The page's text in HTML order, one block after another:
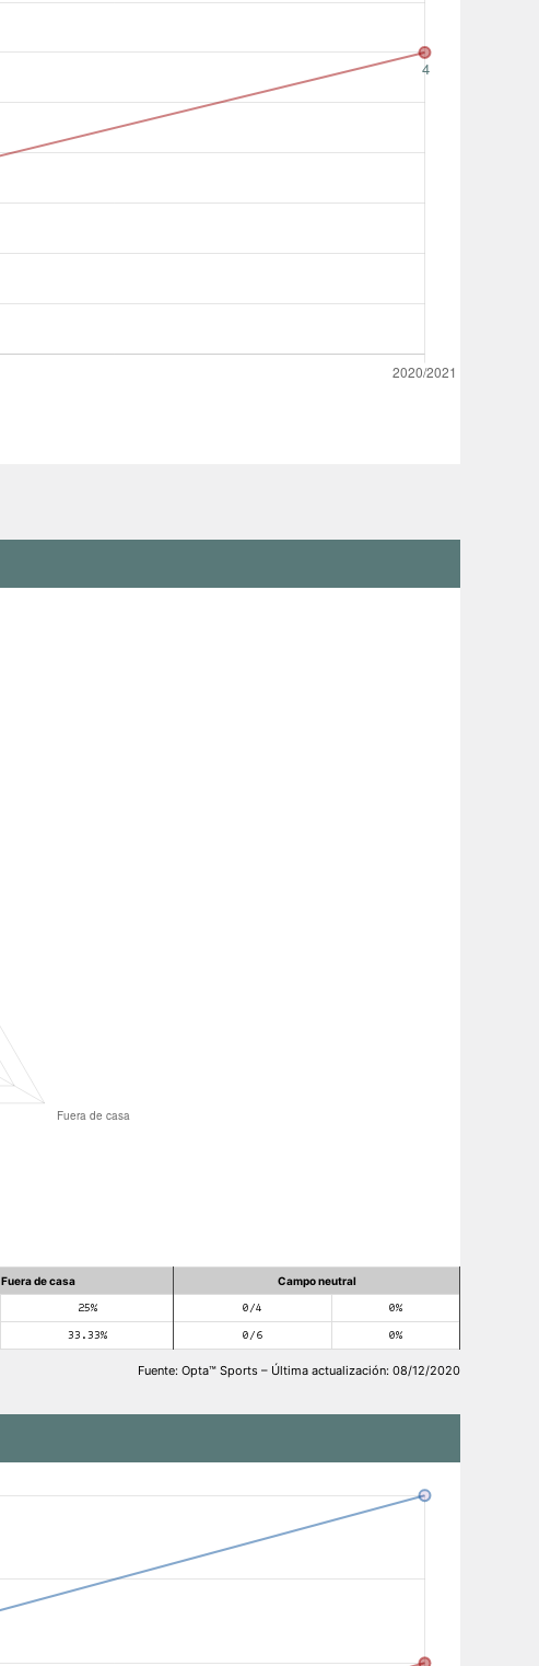
Fuera de casa Campo neutral
25% 0/4 0%
33.33% 0/6 0%
Fuente: Opta™ Sports – Última actualización: 08/12/2020